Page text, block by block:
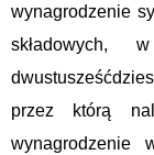
wynagrodzenie
składowych,
przez którą
wynagrodzenie